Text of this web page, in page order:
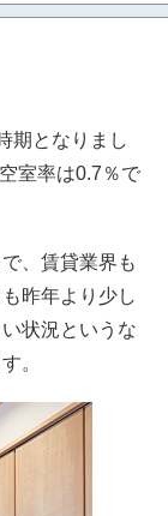
期となりまし
室率は0.7％で
、賃貸業界も
昨年より少し
状況というな
。